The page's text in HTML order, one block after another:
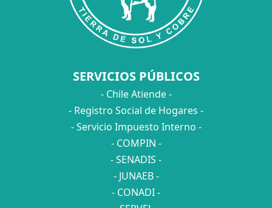
SERVICIOS PÚBLICOS
- Chile Atiende -
- Registro Social de Hogares -
- Servicio Impuesto Interno -
- COMPIN -
- SENADIS -
- JUNAEB -
- CONADI -